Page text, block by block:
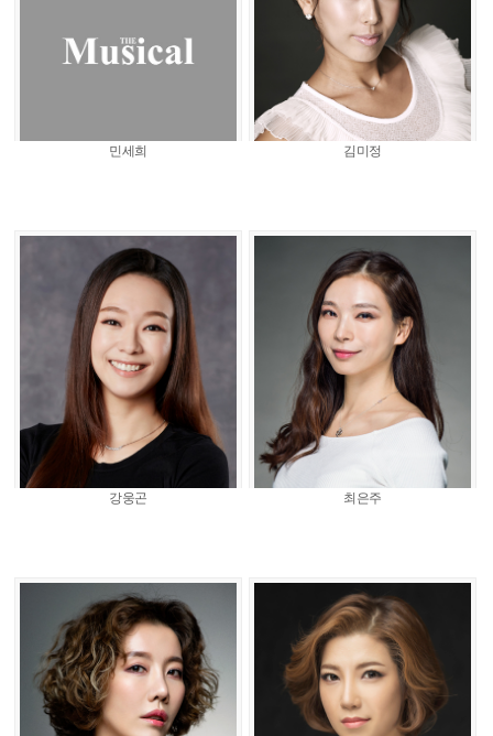
민세희 김미정
강웅곤 최은주